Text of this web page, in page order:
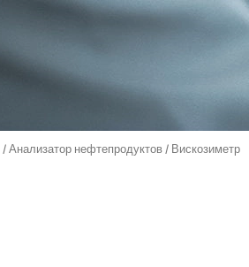
/Анализатор нефтепродуктов/ Вискозиметр